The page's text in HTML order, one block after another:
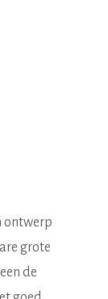
ontwerp
grote
de